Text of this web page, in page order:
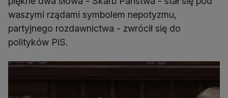
waszymi rządami symbolem nepotyzmu,
partyjnego rozdawnictwa - zwrócił się do
polityków PiS.